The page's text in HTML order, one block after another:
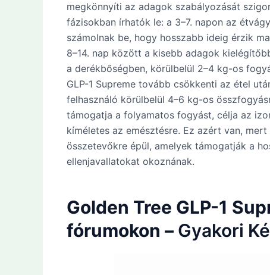
megkönnyíti az adagok szabályozását
fázisokban írhatók le: a 3–7. napon az
számolnak be, hogy hosszabb ideig érzik
8–14. nap között a kisebb adagok
a derékbőségben, körülbelül 2–4 kg-os
GLP-1 Supreme tovább csökkenti az étel
felhasználó körülbelül 4–6 kg-os
támogatja a folyamatos fogyást, célja az
kíméletes az emésztésre. Ez azért van,
összetevőkre épül, amelyek támogatják a
ellenjavallatokat okoznának.
Golden Tree GLP-1
fórumokon – Gyakori